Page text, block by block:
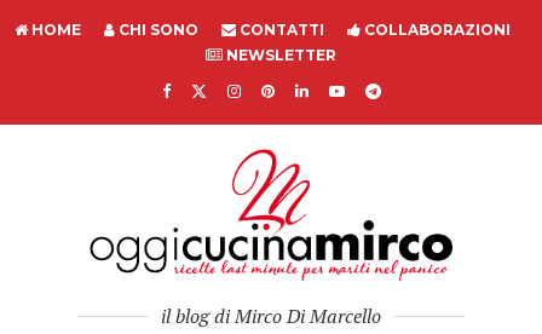
HOME CHI SONO CONTATTI
COLLABORAZIONI
NEWSLETTER
il blog di Mirco Di Marcello